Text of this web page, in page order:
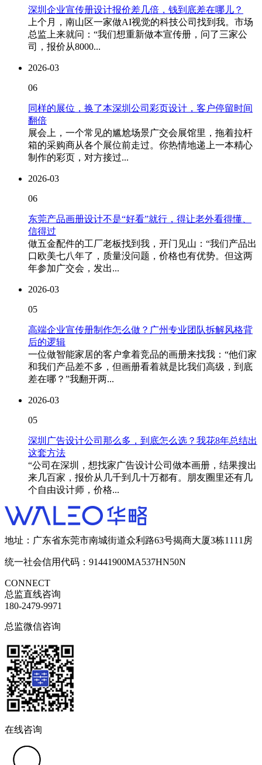
深圳企业宣传册设计报价差几倍，钱到底差在哪儿？
上个月，南山区一家做AI视觉的科技公司找到我。市场
总监上来就问：“我们想重新做本宣传册，问了三家公
司，报价从8000...
2026-03
06
同样的展位，换了本深圳公司彩页设计，客户停留时间
翻倍
展会上，一个常见的尴尬场景广交会展馆里，拖着拉杆
箱的采购商从各个展位前走过。你热情地递上一本精心
制作的彩页，对方接过...
2026-03
06
东莞产品画册设计不是“好看”就行，得让老外看得懂、
信得过
做五金配件的工厂老板找到我，开门见山：“我们产品出
口欧美七八年了，质量没问题，价格也有优势。但这两
年参加广交会，发出...
2026-03
05
高端企业宣传册制作怎么做？广州专业团队拆解风格背
后的逻辑
一位做智能家居的客户拿着竞品的画册来找我：“他们家
和我们产品差不多，但画册看着就是比我们高级，到底
差在哪？”我翻开两...
2026-03
05
深圳广告设计公司那么多，到底怎么选？我花8年总结出
这套方法
“公司在深圳，想找家广告设计公司做本画册，结果搜出
来几百家，报价从几千到几十万都有。朋友圈里还有几
个自由设计师，价格...
地址：广东省东莞市南城街道众利路63号揭商大厦3栋1111房
统一社会信用代码：91441900MA537HN50N
CONNECT
总监直线咨询
180-2479-9971
总监微信咨询
在线咨询